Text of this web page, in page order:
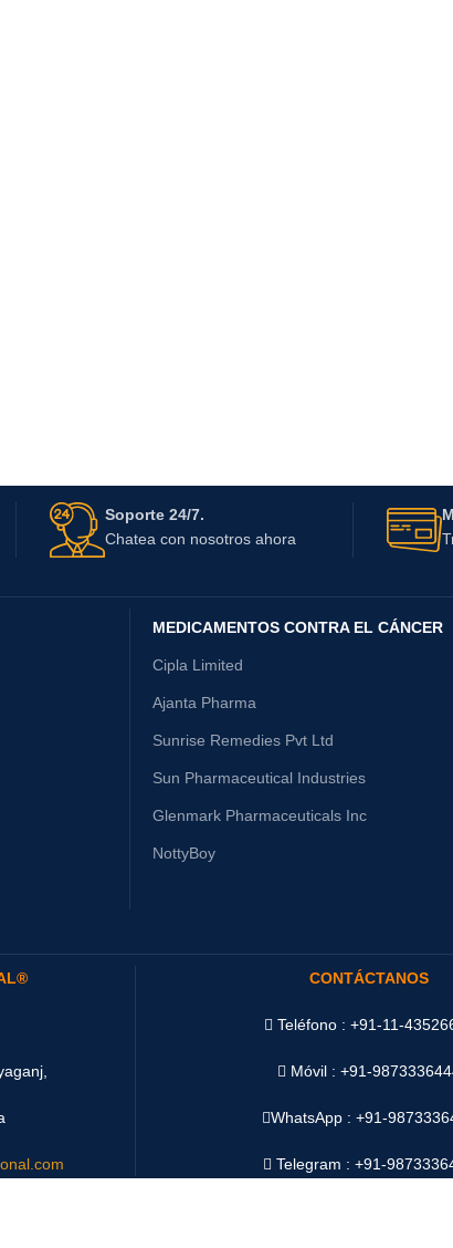
Soporte 24/7.
Chatea con nosotros ahora
MEDICAMENTOS CONTRA EL CÁNCER
Cipla Limited
Ajanta Pharma
Sunrise Remedies Pvt Ltd
Sun Pharmaceutical Industries
Glenmark Pharmaceuticals Inc
NottyBoy
CONTÁCTANOS
Teléfono : +91-11-
Móvil : +91-
WhatsApp :+91-
Telegram : +91-